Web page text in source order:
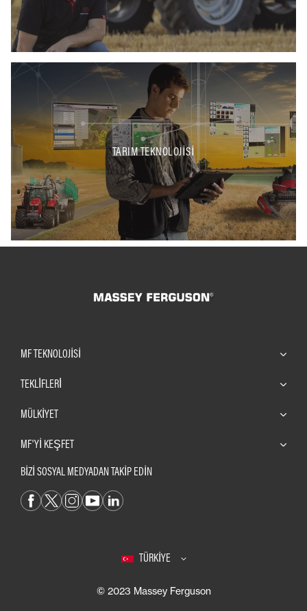
TARIM TEKNOLOJISI
MF TEKNOLOJISI
TEKLİFLERİ
MÜLKIYET
MF'YI KEŞFET
BİZİ SOSYAL MEDYADAN TAKİP EDİN
TÜRKIYE
© 2023 Massey Ferguson